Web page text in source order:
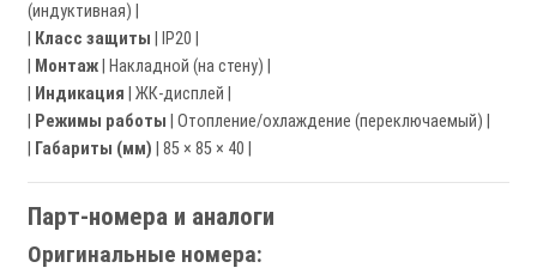
(индуктивная) |
Класс защиты | IP20 |
Монтаж | Накладной (на стену) |
Индикация | ЖК-дисплей |
Режимы работы | Отопление/охлаждение (переключаемый) |
Габариты (мм) | 85 × 85 × 40 |
Парт-номера и аналоги
Оригинальные номера: